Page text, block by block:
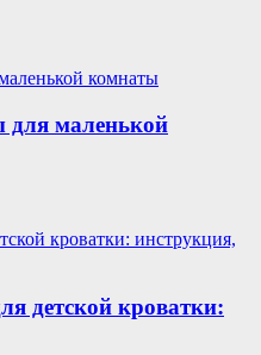
для маленькой
детской кроватки: